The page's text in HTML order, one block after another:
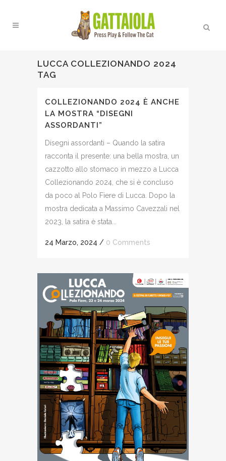
LUCCA COLLEZIONANDO 2024
TAG
COLLEZIONANDO 2024 È ANCHE
LA MOSTRA “DISEGNI
ASSORDANTI”
Disegni assordanti – Quando la satira
racconta il presente: una bella mostra, un
cazzotto allo stomaco in mezzo a Lucca
Collezionando 2024, che si è concluso
da poco al Polo Fiere di Lucca. Dopo la
mostra dedicata a Massimo Cavezzali nel
2023, la satira è stata...
24 Marzo, 2024 / 0 Comments